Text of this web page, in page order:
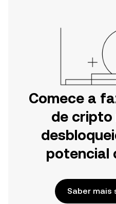
Comece a
de cripto
potencial
Saber mais